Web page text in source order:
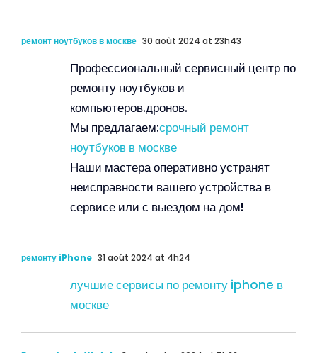
ремонт ноутбуков в москве 30 août 2024 at 23h43
Профессиональный сервисный центр по
ремонту ноутбуков и
компьютеров.дронов.
Мы предлагаем:срочный ремонт
ноутбуков в москве
Наши мастера оперативно устранят
неисправности вашего устройства в
сервисе или с выездом на дом!
ремонту iPhone 31 août 2024 at 4h24
лучшие сервисы по ремонту iphone в
москве